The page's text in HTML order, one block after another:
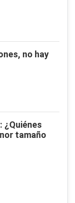
no hay
¿Quiénes
tamaño